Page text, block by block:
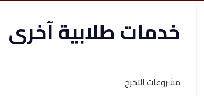
خدمات طلابية آخرى
مشروعات التخرج